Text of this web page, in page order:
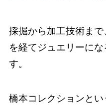
採掘から加工技術ま
を経てジュエリーに
す。
橋本コレクションと